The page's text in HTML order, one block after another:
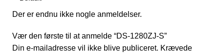
Der er endnu ikke nogle anmeldelser.
Vær den første til at anmelde “DS-1280ZJ-S”
Din e-mailadresse vil ikke blive publiceret. Krævede